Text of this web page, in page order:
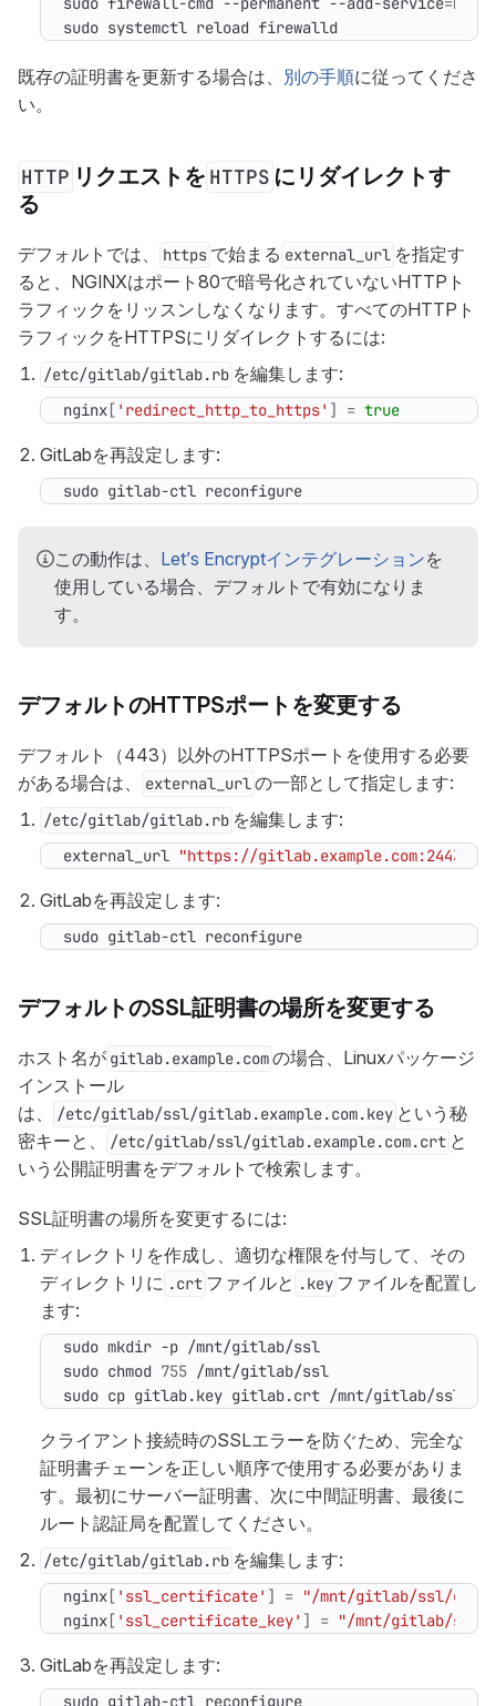
sudo systemctl reload firewalld
既存の証明書を更新する場合は、 別の手順に従ってくださ
い。
HTTP リクエストを HTTPS にリダイレクトす
る
デフォルトでは、 https で始まる external_url を指定す
ると、NGINXはポート80で暗号化されていないHTTPト
ラフィックをリッスンしなくなります。すべてのHTTPト
ラフィックをHTTPSにリダイレクトするには:
/etc/gitlab/gitlab.rb を編集します:
nginx[ 'redirect_http_to_https' ] = true
GitLabを再設定します:
sudo gitlab-ctl reconfigure
この動作は、 Let’s Encryptインテグレーションを
使用している場合、デフォルトで有効になりま
す。
デフォルトのHTTPSポートを変更する
デフォルト（443）以外のHTTPSポートを使用する必要
がある場合は、
external_urlの一部として指定します:
/etc/gitlab/gitlab.rb を編集します:
external_url "https://gitlab.example.com:2443"
GitLabを再設定します:
sudo gitlab-ctl reconfigure
デフォルトのSSL証明書の場所を変更する
ホスト名が gitlab.example.comの場合、Linuxパッケージ
インストール
は、
/etc/gitlab/ssl/gitlab.example.com.key という秘
密キーと、
/etc/gitlab/ssl/gitlab.example.com.crt と
いう公開証明書をデフォルトで検索します。
SSL証明書の場所を変更するには:
ディレクトリを作成し、適切な権限を付与して、その
ディレクトリに .crt ファイルと .key ファイルを配置し
ます:
sudo chmod 755
sudo cp gitlab.key gitlab.crt /mnt/gitlab/ssl/
クライアント接続時のSSLエラーを防ぐため、完全な
証明書チェーンを正しい順序で使用する必要がありま
す。最初にサーバー証明書、次に中間証明書、最後に
ルート認証局を配置してください。
/etc/gitlab/gitlab.rb を編集します:
nginx[ 'ssl_certificate' ] = "/mnt/gitlab/ssl/
nginx[ 'ssl_certificate_key' ] = "/mnt/gitlab/ssl/
GitLabを再設定します:
sudo gitlab-ctl reconfigure